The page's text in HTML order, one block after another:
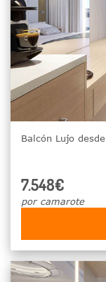
Balcón Lujo desde
7.548€
por camarote